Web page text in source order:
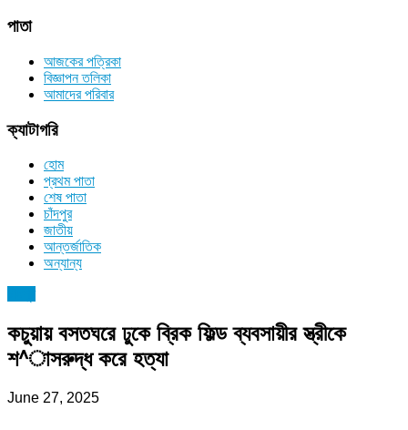
পাতা
আজকের পত্রিকা
বিজ্ঞাপন তলিকা
আমাদের পরিবার
ক্যাটাগরি
হোম
প্রথম পাতা
শেষ পাতা
চাঁদপুর
জাতীয়
আন্তর্জাতিক
অন্যান্য
কচুয়ায় বসতঘরে ঢুকে ব্রিক ফিল্ড ব্যবসায়ীর স্ত্রীকে
শ^াসরুদ্ধ করে হত্যা
June 27, 2025